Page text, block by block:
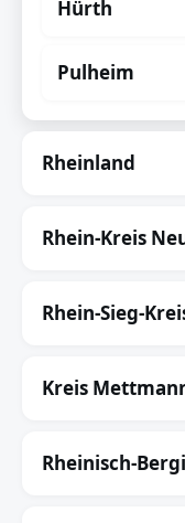
Hürth
Pulheim
Rheinland
Rhein-Kreis
Rhein-Sieg-
Kreis
Rheinisch-